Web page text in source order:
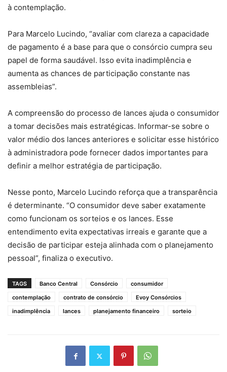
à contemplação.
Para Marcelo Lucindo, “avaliar com clareza a capacidade
de pagamento é a base para que o consórcio cumpra seu
papel de forma saudável. Isso evita inadimplência e
aumenta as chances de participação constante nas
assembleias”.
A compreensão do processo de lances ajuda o consumidor
a tomar decisões mais estratégicas. Informar-se sobre o
valor médio dos lances anteriores e solicitar esse histórico
à administradora pode fornecer dados importantes para
definir a melhor estratégia de participação.
Nesse ponto, Marcelo Lucindo reforça que a transparência
é determinante. “O consumidor deve saber exatamente
como funcionam os sorteios e os lances. Esse
entendimento evita expectativas irreais e garante que a
decisão de participar esteja alinhada com o planejamento
pessoal”, finaliza o executivo.
TAGS Banco Central Consórcio
consumidor
contemplação
contrato de consórcio
Evoy Consórcios
inadimplência
lances planejamento financeiro sorteio